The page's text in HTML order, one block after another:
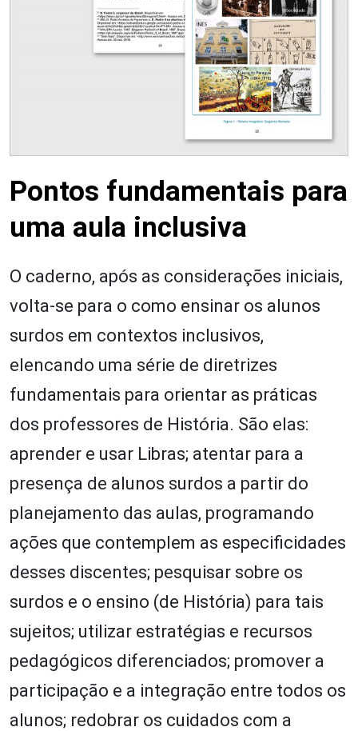
Pontos fundamentais para
uma aula inclusiva
O caderno, após as considerações iniciais,
volta-se para o como ensinar os alunos
surdos em contextos inclusivos,
elencando uma série de diretrizes
fundamentais para orientar as práticas
dos professores de História. São elas:
aprender e usar Libras; atentar para a
presença de alunos surdos a partir do
planejamento das aulas, programando
ações que contemplem as especificidades
desses discentes; pesquisar sobre os
surdos e o ensino (de História) para tais
sujeitos; utilizar estratégias e recursos
pedagógicos diferenciados; promover a
participação e a integração entre todos os
alunos; redobrar os cuidados com a